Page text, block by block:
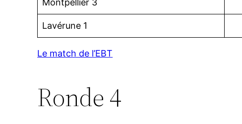
Montpellier 3
Lavérune 1
Le match de l’EBT
Ronde 4